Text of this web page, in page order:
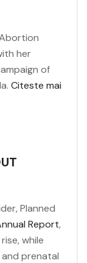
her
of
Citeste mai
Planned
Report,
while
prenatal